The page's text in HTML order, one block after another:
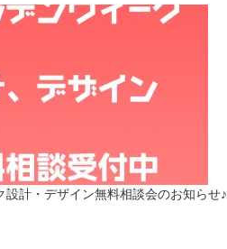
設計・デザイン無料相談会のお知らせ♪